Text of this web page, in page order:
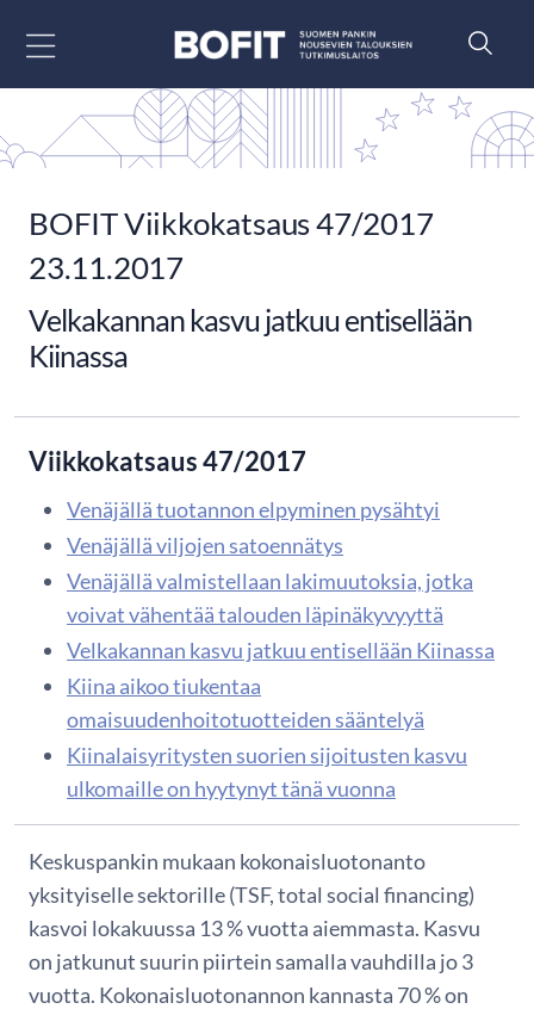
BOFIT Viikkokatsaus 47/2017
23.11.2017
Velkakannan kasvu jatkuu entisellään
Kiinassa
Viikkokatsaus 47/2017
Venäjällä tuotannon elpyminen pysähtyi
Venäjällä viljojen satoennätys
Venäjällä valmistellaan lakimuutoksia, jotka
voivat vähentää talouden läpinäkyvyyttä
Velkakannan kasvu jatkuu entisellään Kiinassa
Kiina aikoo tiukentaa
omaisuudenhoitotuotteiden sääntelyä
Kiinalaisyritysten suorien sijoitusten kasvu
ulkomaille on hyytynyt tänä vuonna
Keskuspankin mukaan kokonaisluotonanto
yksityiselle sektorille (TSF, total social financing)
kasvoi lokakuussa 13 % vuotta aiemmasta. Kasvu
on jatkunut suurin piirtein samalla vauhdilla jo 3
vuotta. Kokonaisluotonannon kannasta 70 % on